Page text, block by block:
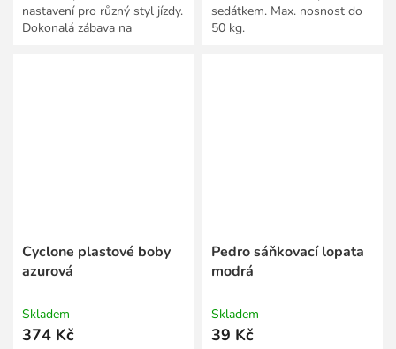
nastavení pro různý styl jízdy.
Dokonalá zábava na
sedátkem. Max. nosnost do
50 kg.
Cyclone plastové boby
azurová
Skladem
374 Kč
Pedro sáňkovací lopata
modrá
Skladem
39 Kč